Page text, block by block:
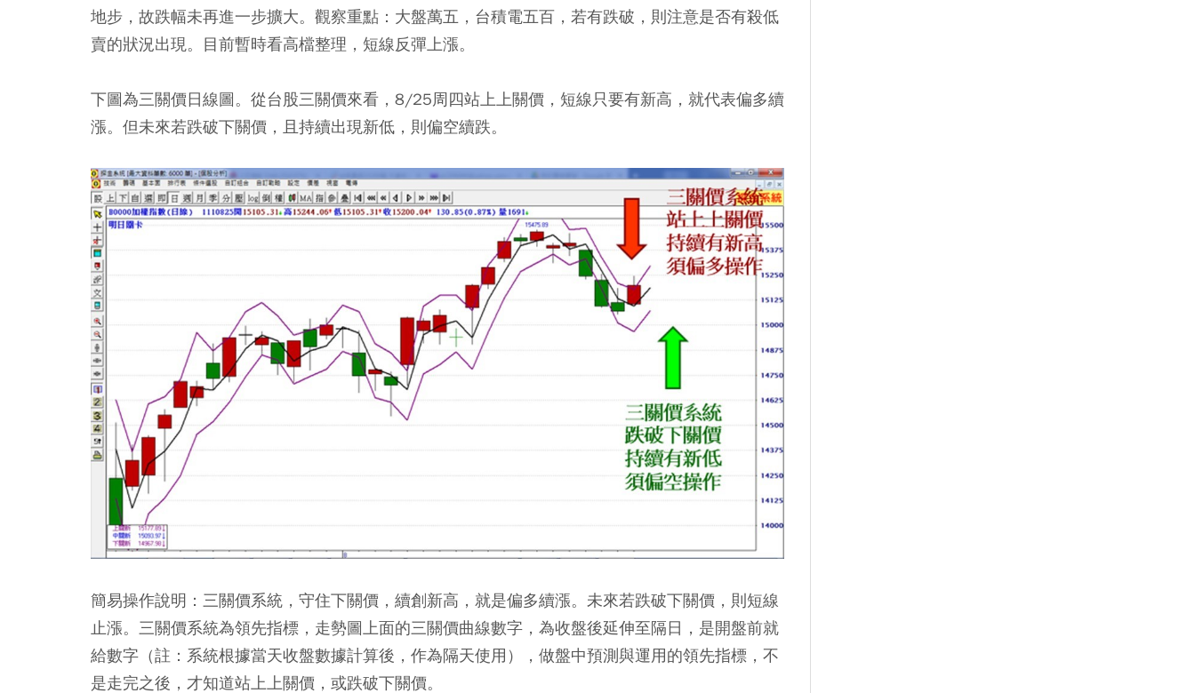
地步，故跌幅未再進一步擴大。觀察重點：大盤萬五，台積電五百，若有跌破，則注意是否有殺低
賣的狀況出現。目前暫時看高檔整理，短線反彈上漲。
下圖為三關價日線圖。從台股三關價來看，8/25周四站上上關價，短線只要有新高，就代表偏多續
漲。但未來若跌破下關價，且持續出現新低，則偏空續跌。
簡易操作說明：三關價系統，守住下關價，續創新高，就是偏多續漲。未來若跌破下關價，則短線
止漲。三關價系統為領先指標，走勢圖上面的三關價曲線數字，為收盤後延伸至隔日，是開盤前就
給數字（註：系統根據當天收盤數據計算後，作為隔天使用），做盤中預測與運用的領先指標，不
是走完之後，才知道站上上關價，或跌破下關價。